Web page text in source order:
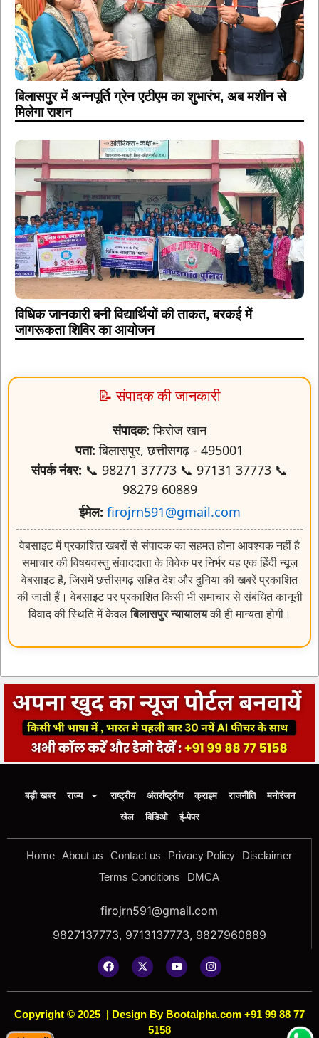
बिलासपुर में अन्नपूर्ति ग्रेन एटीएम का शुभारंभ, अब मशीन से
मिलेगा राशन
विधिक जानकारी बनी विद्यार्थियों की ताकत, बरकई में
जागरूकता शिविर का आयोजन
📝 संपादक की जानकारी
संपादक: फिरोज खान
पता: बिलासपुर, छत्तीसगढ़ - 495001
संपर्क नंबर: 📞 98271 37773 📞 97131 37773 📞
98279 60889
ईमेल: firojrn591@gmail.com
वेबसाइट में प्रकाशित खबरों से संपादक का सहमत होना आवश्यक नहीं है
समाचार की विषयवस्तु संवाददाता के विवेक पर निर्भर यह एक हिंदी न्यूज़
वेबसाइट है, जिसमें छत्तीसगढ़ सहित देश और दुनिया की खबरें प्रकाशित
की जाती हैं। वेबसाइट पर प्रकाशित किसी भी समाचार से संबंधित कानूनी
विवाद की स्थिति में केवलबिलासपुर न्यायालयकी ही मान्यता होगी।
बड़ी खबर राज्य राष्ट्रीय अंतर्राष्ट्रीय क्राइम राजनीति
मनोरंजन
खेल
विडिओ ई-पेपर
Home About us Contact us Privacy Policy
Disclaimer
Terms Conditions
DMCA
firojrn591@gmail.com
9827137773, 9713137773, 9827960889
Copyright © 2025 | Design By Bootalpha.com +91 99 88 77
5158